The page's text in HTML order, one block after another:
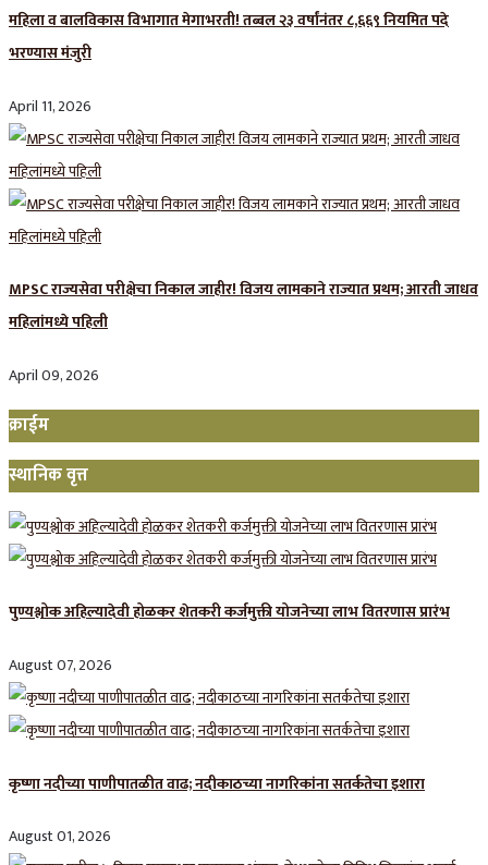
महिला व बालविकास विभागात मेगाभरती! तब्बल २३ वर्षांनंतर ८,६६९ नियमित पदे
भरण्यास मंजुरी
April 11, 2026
MPSC राज्यसेवा परीक्षेचा निकाल जाहीर! विजय लामकाने राज्यात प्रथम; आरती जाधव
महिलांमध्ये पहिली
April 09, 2026
क्राईम
स्थानिक वृत्त
पुण्यश्लोक अहिल्यादेवी होळकर शेतकरी कर्जमुक्ती योजनेच्या लाभ वितरणास प्रारंभ
August 07, 2026
कृष्णा नदीच्या पाणीपातळीत वाढ; नदीकाठच्या नागरिकांना सतर्कतेचा इशारा
August 01, 2026